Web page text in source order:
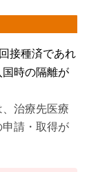
接種済であれ
時の隔離が
治療先医療
請・取得が